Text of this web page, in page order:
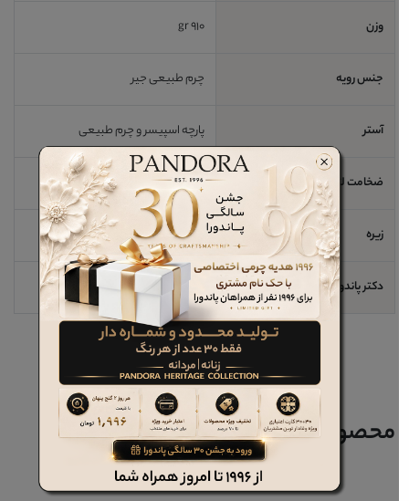
وزن 910 gr
جنس رویه چرم طبیعی جیر
آستر پارچه اسپیسر و چرم طبیعی
ضخامت لژ / اندازه پاشنه 3 cm
زیره ترمو
دکتر پاندورا
محصولات مرتبط